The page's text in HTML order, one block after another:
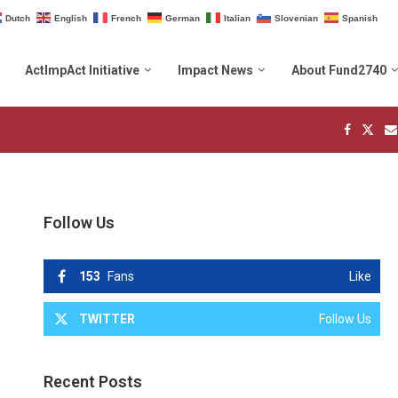
Dutch English French German Italian Slovenian Spanish
ActImpAct Initiative Impact News About Fund2740
Follow Us
153 Fans Like
TWITTER Follow Us
Recent Posts